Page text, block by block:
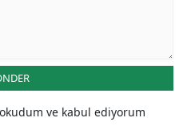
okudum ve kabul ediyorum